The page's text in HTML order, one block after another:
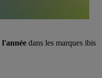
dans les marques ibis